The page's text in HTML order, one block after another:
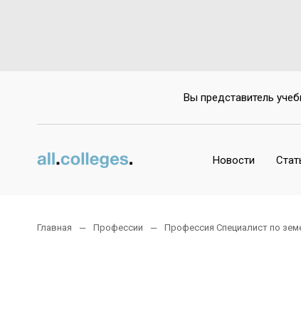
Вы представитель
Новости
Главная Профессии Профессия Специалист по